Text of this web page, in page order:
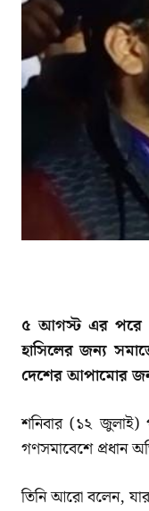
৫ আগস্ট এর পরে
হাসিলের জন্য
দেশের আপামোর
শনিবার (১২ জুলাই)
গণসমাবেশে প্রধান
তিনি আরো বলেন,